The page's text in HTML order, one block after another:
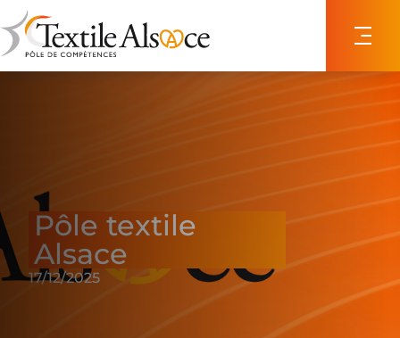
Pôle textile
Alsace
17/12/2025
Panneau de gestion des cookies